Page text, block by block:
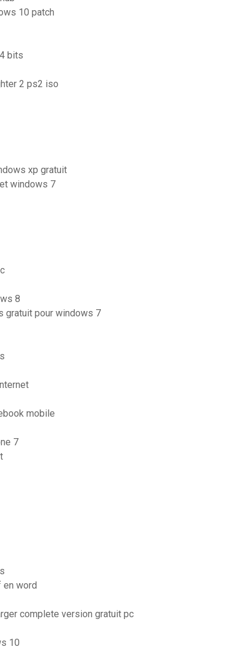
10 patch
bits
2 ps2 iso
xp gratuit
windows 7
8
gratuit pour windows 7
mobile
7
en word
complete version gratuit pc
10